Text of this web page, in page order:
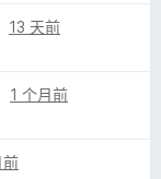
13 天前
1 个月前
前